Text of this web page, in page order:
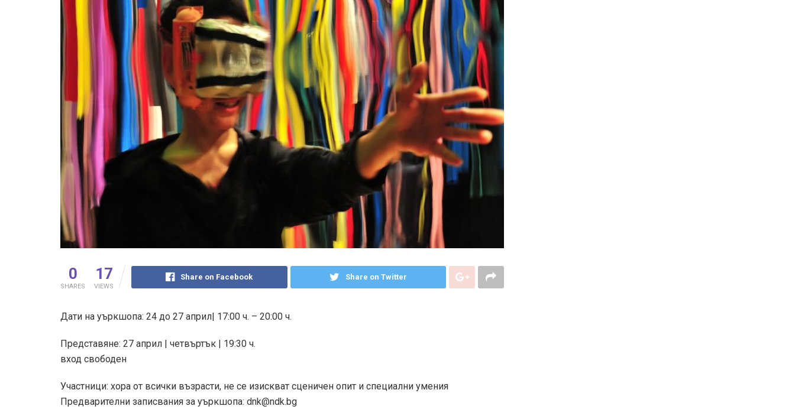
0
SHARES
17
VIEWS
Share on Facebook Share on Twitter
Дати на уъркшопа: 24 до 27 април| 17:00 ч. – 20:00 ч.
Представяне: 27 април | четвъртък | 19:30 ч.
вход свободен
Участници: хора от всички възрасти, не се изискват сценичен опит и специални умения
Предварителни записвания за уъркшопа: dnk@ndk.bg